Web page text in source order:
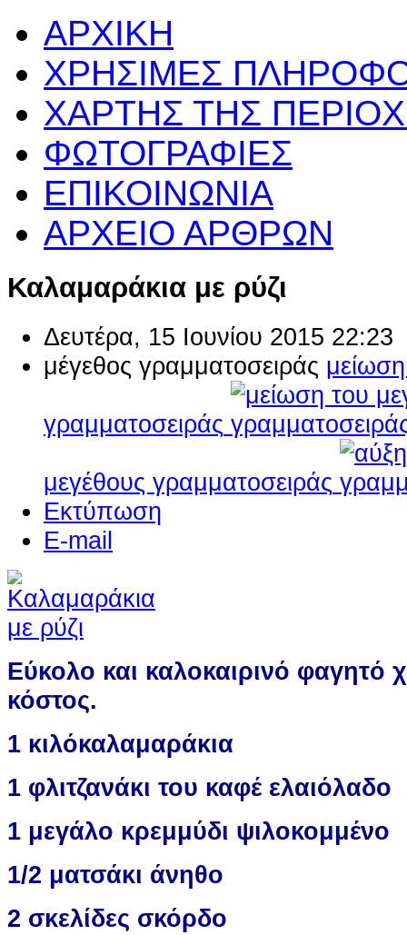
ΑΡΧΙΚΗ
ΧΡΗΣΙΜΕΣ
ΧΑΡΤΗΣ ΤΗΣ
ΦΩΤΟΓΡΑΦΙΕΣ
ΕΠΙΚΟΙΝΩΝΙΑ
ΑΡΧΕΙΟ ΑΡΘΡΩΝ
Καλαμαράκια με ρύζι
Δευτέρα, 15 Ιουνίου 2015 22:23
μέγεθος γραμματοσειράς
γραμματοσειράς
μεγέθους γραμματοσειράς
Εκτύπωση
E-mail
Εύκολο και καλοκαιρινό φαγητό
κόστος.
1 κιλόκαλαμαράκια
1 φλιτζανάκι του καφέ ελαιόλαδο
1 μεγάλο κρεμμύδι ψιλοκομμένο
1/2 ματσάκι άνηθο
2 σκελίδες σκόρδο